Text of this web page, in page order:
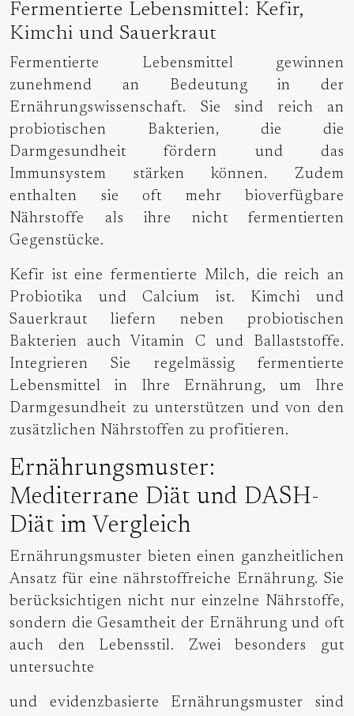
Fermentierte Lebensmittel: Kefir,
Kimchi und Sauerkraut
Fermentierte Lebensmittel gewinnen
zunehmend an Bedeutung in der
Ernährungswissenschaft. Sie sind reich an
probiotischen Bakterien, die die
Darmgesundheit fördern und das
Immunsystem stärken können. Zudem
enthalten sie oft mehr bioverfügbare
Nährstoffe als ihre nicht fermentierten
Gegenstücke.
Kefir ist eine fermentierte Milch, die reich an
Probiotika und Calcium ist. Kimchi und
Sauerkraut liefern neben probiotischen
Bakterien auch Vitamin C und Ballaststoffe.
Integrieren Sie regelmässig fermentierte
Lebensmittel in Ihre Ernährung, um Ihre
Darmgesundheit zu unterstützen und von den
zusätzlichen Nährstoffen zu profitieren.
Ernährungsmuster:
Mediterrane Diät und DASH-
Diät im Vergleich
Ernährungsmuster bieten einen ganzheitlichen
Ansatz für eine nährstoffreiche Ernährung. Sie
berücksichtigen nicht nur einzelne Nährstoffe,
sondern die Gesamtheit der Ernährung und oft
auch den Lebensstil. Zwei besonders gut
untersuchte
und evidenzbasierte Ernährungsmuster sind